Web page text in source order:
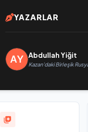
YAZARLAR
Abdullah Yiğit
Kazan’daki Birleşik